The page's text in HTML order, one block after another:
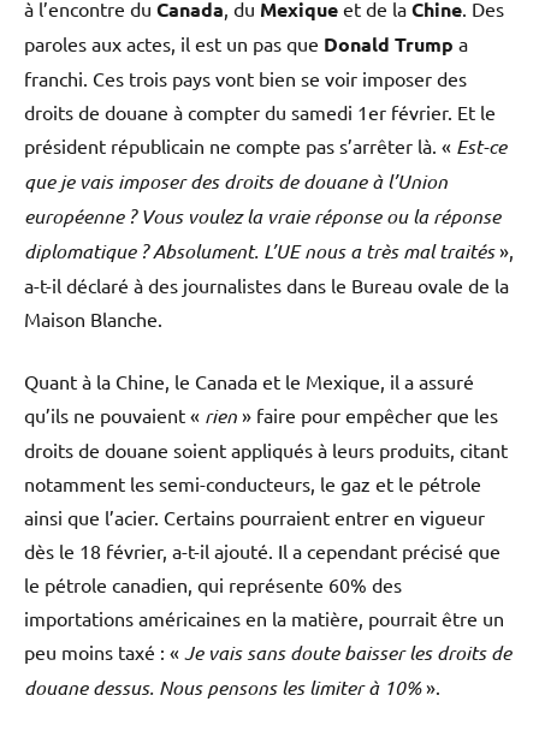
à l’encontre du Canada, du Mexique et de la Chine. Des
paroles aux actes, il est un pas que Donald Trump a
franchi. Ces trois pays vont bien se voir imposer des
droits de douane à compter du samedi 1er février. Et le
président républicain ne compte pas s’arrêter là. « Est-ce
que je vais imposer des droits de douane à l’Union
européenne ? Vous voulez la vraie réponse ou la réponse
diplomatique ? Absolument. L’UE nous a très mal traités»,
a-t-il déclaré à des journalistes dans le Bureau ovale de la
Maison Blanche.
Quant à la Chine, le Canada et le Mexique, il a assuré
qu’ils ne pouvaient « rien » faire pour empêcher que les
droits de douane soient appliqués à leurs produits, citant
notamment les semi-conducteurs, le gaz et le pétrole
ainsi que l’acier. Certains pourraient entrer en vigueur
dès le 18 février, a-t-il ajouté. Il a cependant précisé que
le pétrole canadien, qui représente 60% des
importations américaines en la matière, pourrait être un
peu moins taxé : « Je vais sans doute baisser les droits de
douane dessus. Nous pensons les limiter à 10%».